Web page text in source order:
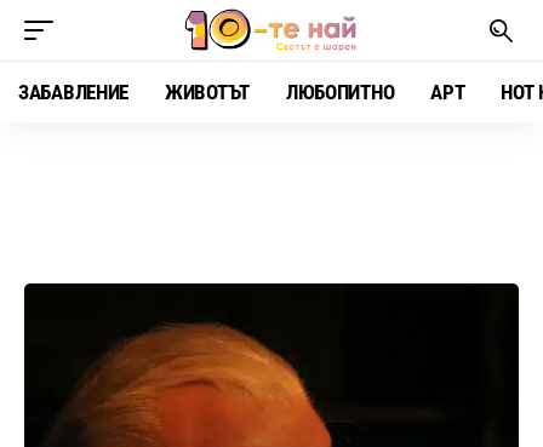
ЗАБАВЛЕНИЕ ЖИВОТЪТ ЛЮБОПИТНО АРТ HOT